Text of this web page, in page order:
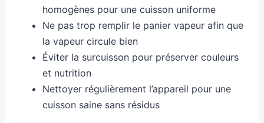
homogènes pour une cuisson uniforme
Ne pas trop remplir le panier vapeur afin que
la vapeur circule bien
Éviter la surcuisson pour préserver couleurs
et nutrition
Nettoyer régulièrement l’appareil pour une
cuisson saine sans résidus